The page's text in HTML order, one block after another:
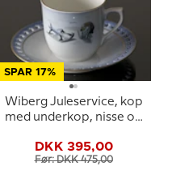
SPAR 17%
Wiberg Juleservice, kop
med underkop, nisse og
3504305
DKK 395,00
Før: DKK 475,00